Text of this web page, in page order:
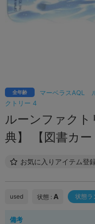
マーベラスAQL
クトリー 4
全年齢
ルーンファク
典】 【図書カー
お気に入りアイテム登
used 状態 : A 状態ラ
備考